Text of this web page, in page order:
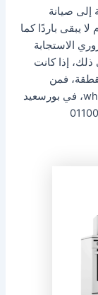
إلى صيانة
يبقى باردًا كما
الاستجابة
ذلك، إذا كانت
فمن
المستحسن أن تتوجه إلى مركز صيانة whitewhale، في بورسعيد